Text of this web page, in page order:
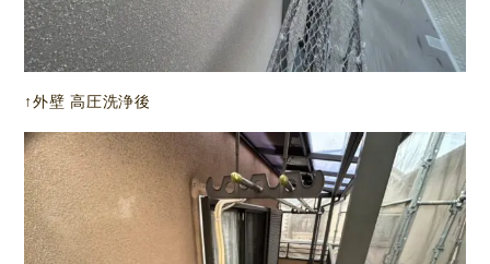
↑外壁 高圧洗浄後